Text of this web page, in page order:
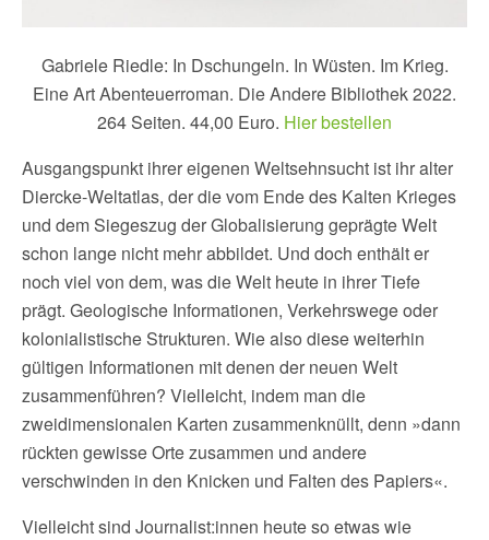
Gabriele Riedle: In Dschungeln. In Wüsten. Im Krieg.
Eine Art Abenteuerroman. Die Andere Bibliothek 2022.
264 Seiten. 44,00 Euro. Hier bestellen
Ausgangspunkt ihrer eigenen Weltsehnsucht ist ihr alter
Diercke-Weltatlas, der die vom Ende des Kalten Krieges
und dem Siegeszug der Globalisierung geprägte Welt
schon lange nicht mehr abbildet. Und doch enthält er
noch viel von dem, was die Welt heute in ihrer Tiefe
prägt. Geologische Informationen, Verkehrswege oder
kolonialistische Strukturen. Wie also diese weiterhin
gültigen Informationen mit denen der neuen Welt
zusammenführen? Vielleicht, indem man die
zweidimensionalen Karten zusammenknüllt, denn »dann
rückten gewisse Orte zusammen und andere
verschwinden in den Knicken und Falten des Papiers«.
Vielleicht sind Journalist:innen heute so etwas wie